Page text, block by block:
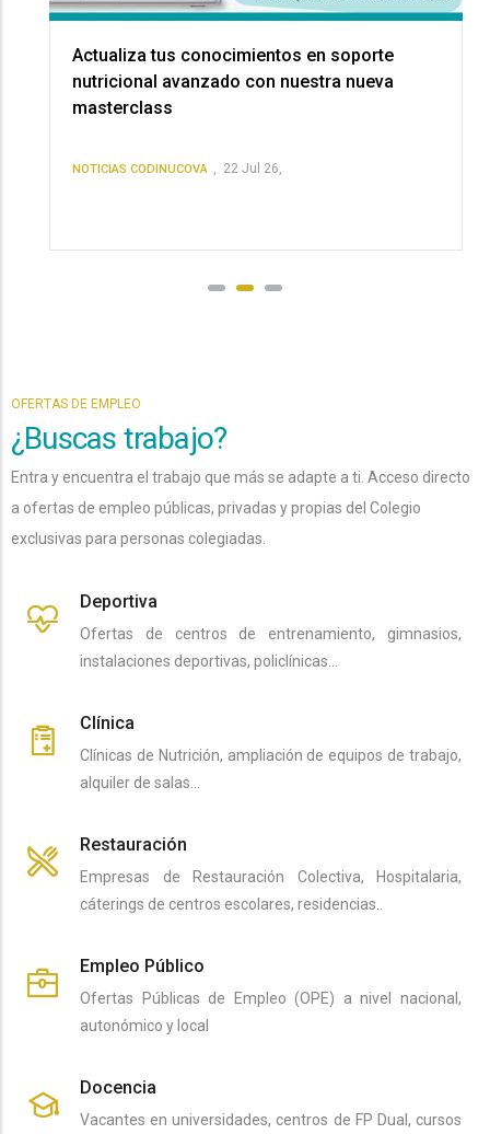
Actualiza tus conocimientos en soporte
nutricional avanzado con nuestra nueva
masterclass
NOTICIAS CODINUCOVA , 22 Jul 26,
OFERTAS DE EMPLEO
¿Buscas trabajo?
Entra y encuentra el trabajo que más se adapte a ti. Acceso directo
a ofertas de empleo públicas, privadas y propias del Colegio
exclusivas para personas colegiadas.
Deportiva
Ofertas de centros de entrenamiento, gimnasios,
instalaciones deportivas, policlínicas…
Clínica
Clínicas de Nutrición, ampliación de equipos de trabajo,
alquiler de salas…
Restauración
Empresas de Restauración Colectiva, Hospitalaria,
cáterings de centros escolares, residencias..
Empleo Público
Ofertas Públicas de Empleo (OPE) a nivel nacional,
autonómico y local
Docencia
Vacantes en universidades, centros de FP Dual, cursos